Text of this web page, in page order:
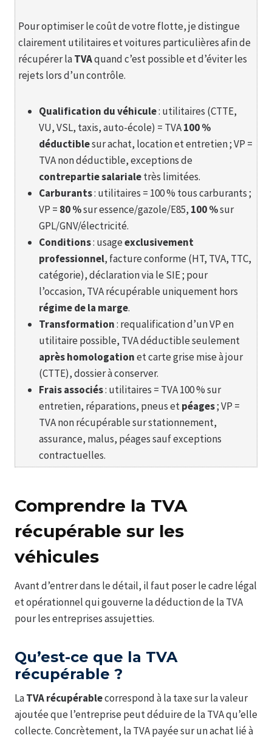
Pour optimiser le coût de votre flotte, je distingue
clairement utilitaires et voitures particulières afin de
récupérer laTVAquand c’est possible et d’éviter les
rejets lors d’un contrôle.
Qualification du véhicule: utilitaires (CTTE,
VU, VSL, taxis, auto-école) = TVA100 %
déductiblesur achat, location et entretien ; VP =
TVA non déductible, exceptions de
contrepartie salarialetrès limitées.
Carburants: utilitaires = 100 % tous carburants ;
VP = 80 %sur essence/gazole/E85, 100 %sur
GPL/GNV/électricité.
Conditions: usageexclusivement
professionnel, facture conforme (HT, TVA, TTC,
catégorie), déclaration via le SIE ; pour
l’occasion, TVA récupérable uniquement hors
régime de la marge.
Transformation: requalification d’un VP en
utilitaire possible, TVA déductible seulement
après homologationet carte grise mise à jour
(CTTE), dossier à conserver.
Frais associés: utilitaires = TVA 100 % sur
entretien, réparations, pneus etpéages; VP =
TVA non récupérable sur stationnement,
assurance, malus, péages sauf exceptions
contractuelles.
Comprendre la TVA
récupérable sur les
véhicules
Avant d’entrer dans le détail, il faut poser le cadre légal
et opérationnel qui gouverne la déduction de la TVA
pour les entreprises assujetties.
Qu’est-ce que la TVA
récupérable ?
LaTVA récupérablecorrespond à la taxe sur la valeur
ajoutée que l’entreprise peut déduire de la TVA qu’elle
collecte. Concrètement, la TVA payée sur un achat lié à